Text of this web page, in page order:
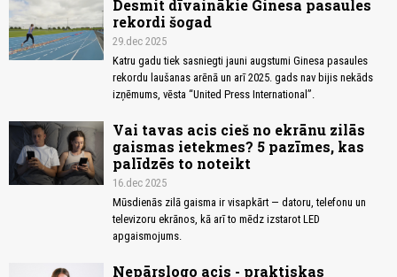
Desmit dīvainākie Ginesa pasaules
rekordi šogad
29.dec 2025
Katru gadu tiek sasniegti jauni augstumi Ginesa pasaules
rekordu laušanas arēnā un arī 2025. gads nav bijis nekāds
izņēmums, vēsta “United Press International”.
Vai tavas acis cieš no ekrānu zilās
gaismas ietekmes? 5 pazīmes, kas
palīdzēs to noteikt
16.dec 2025
Mūsdienās zilā gaisma ir visapkārt — datoru, telefonu un
televizoru ekrānos, kā arī to mēdz izstarot LED
apgaismojums.
Nepārslogo acis - praktiskas